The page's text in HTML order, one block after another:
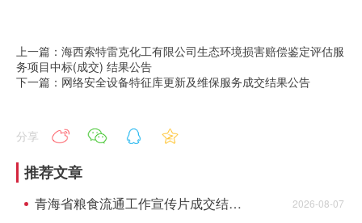
上一篇：海西索特雷克化工有限公司生态环境损害赔偿鉴定评估服
务项目中标(成交) 结果公告
下一篇：网络安全设备特征库更新及维保服务成交结果公告
分享
推荐文章
青海省粮食流通工作宣传片成交结果公告 2026-08-07